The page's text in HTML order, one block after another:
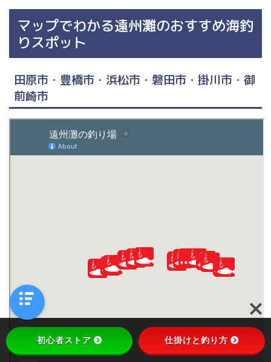
マップでわかる遠州灘のおすすめ海釣
りスポット
田原市・豊橋市・浜松市・磐田市・掛川市・御
前崎市
初心者ストア 仕掛けと釣り方